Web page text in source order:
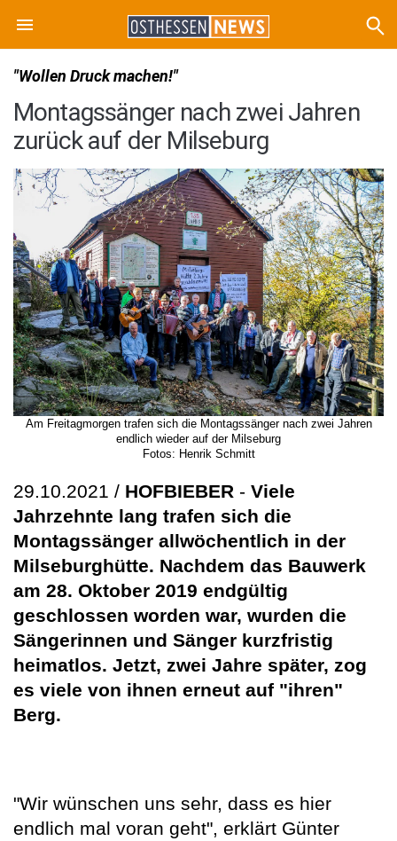
"Wollen Druck machen!"
Montagssänger nach zwei Jahren
zurück auf der Milseburg
Am Freitagmorgen trafen sich die Montagssänger nach zwei Jahren
endlich wieder auf der Milseburg
Fotos: Henrik Schmitt
29.10.2021 / HOFBIEBER - Viele
Jahrzehnte lang trafen sich die
Montagssänger allwöchentlich in der
Milseburghütte. Nachdem das Bauwerk
am 28. Oktober 2019 endgültig
geschlossen worden war, wurden die
Sängerinnen und Sänger kurzfristig
heimatlos. Jetzt, zwei Jahre später, zog
es viele von ihnen erneut auf "ihren"
Berg.
"Wir wünschen uns sehr, dass es hier
endlich mal voran geht", erklärt Günter